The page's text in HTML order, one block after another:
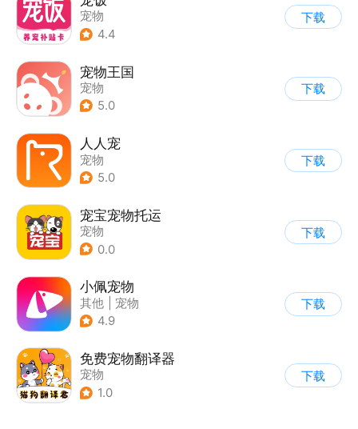
宠物
4.4
下载
宠物王国
宠物
5.0
下载
人人宠
宠物
5.0
下载
宠宝宠物托运
宠物
0.0
下载
小佩宠物
其他
宠物
4.9
下载
免费宠物翻译器
宠物
1.0
下载